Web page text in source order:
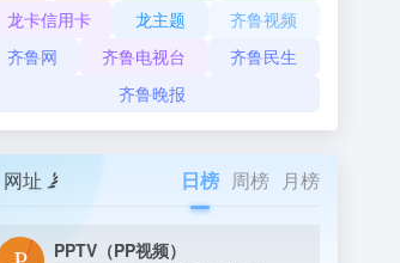
龙卡信用卡
龙主题
齐鲁视频
齐鲁网
齐鲁电视台
齐鲁民生
齐鲁晚报
网址 日榜 周榜 月榜
PPTV（PP视频）